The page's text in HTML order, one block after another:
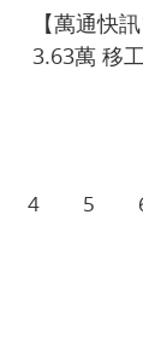
【萬通快
3.63萬 移
4 5